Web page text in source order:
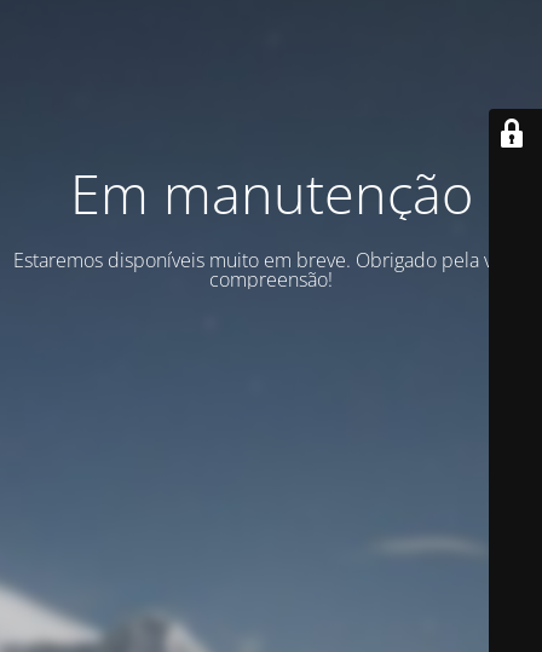
Em manutenção
Estaremos disponíveis muito em breve. Obrigado pela vossa
compreensão!